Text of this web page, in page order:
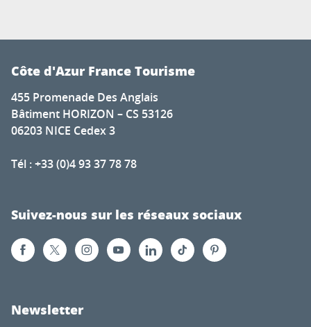
Côte d'Azur France Tourisme
455 Promenade Des Anglais
Bâtiment HORIZON – CS 53126
06203 NICE Cedex 3
Tél : +33 (0)4 93 37 78 78
Suivez-nous sur les réseaux sociaux
Newsletter